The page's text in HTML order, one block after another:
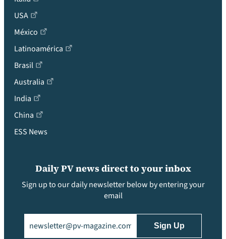
USA
México
Latinoamérica
Brasil
Australia
India
China
ESS News
Daily PV news direct to your inbox
Sign up to our daily newsletter below by entering your
email